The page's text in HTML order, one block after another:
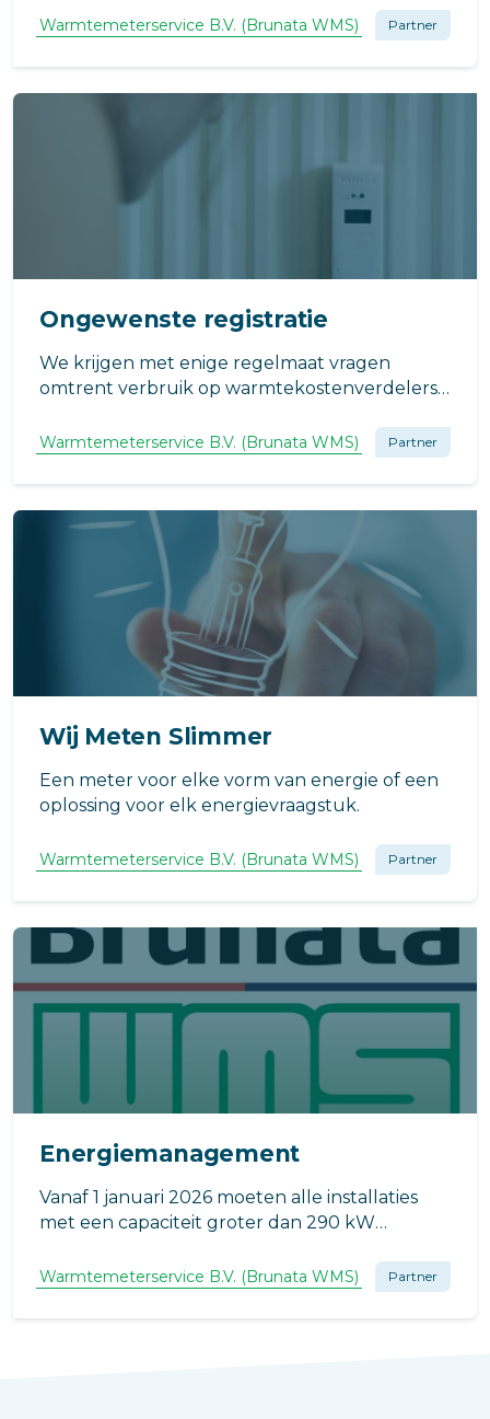
Slimme rookmelders spelen een cruciale rol in
het verhogen van de veiligheid en bieden
gemoedsrust.
Warmtemeterservice B.V. (Brunata WMS) Partner
Ongewenste registratie
We krijgen met enige regelmaat vragen
omtrent verbruik op warmtekostenverdelers
Warmtemeterservice B.V. (Brunata WMS) Partner
Wij Meten Slimmer
Een meter voor elke vorm van energie of een
oplossing voor elk energievraagstuk.
Warmtemeterservice B.V. (Brunata WMS) Partner
Energiemanagement
Vanaf 1 januari 2026 moeten alle installaties
met een capaciteit groter dan 290 kW
Warmtemeterservice B.V. (Brunata WMS) Partner